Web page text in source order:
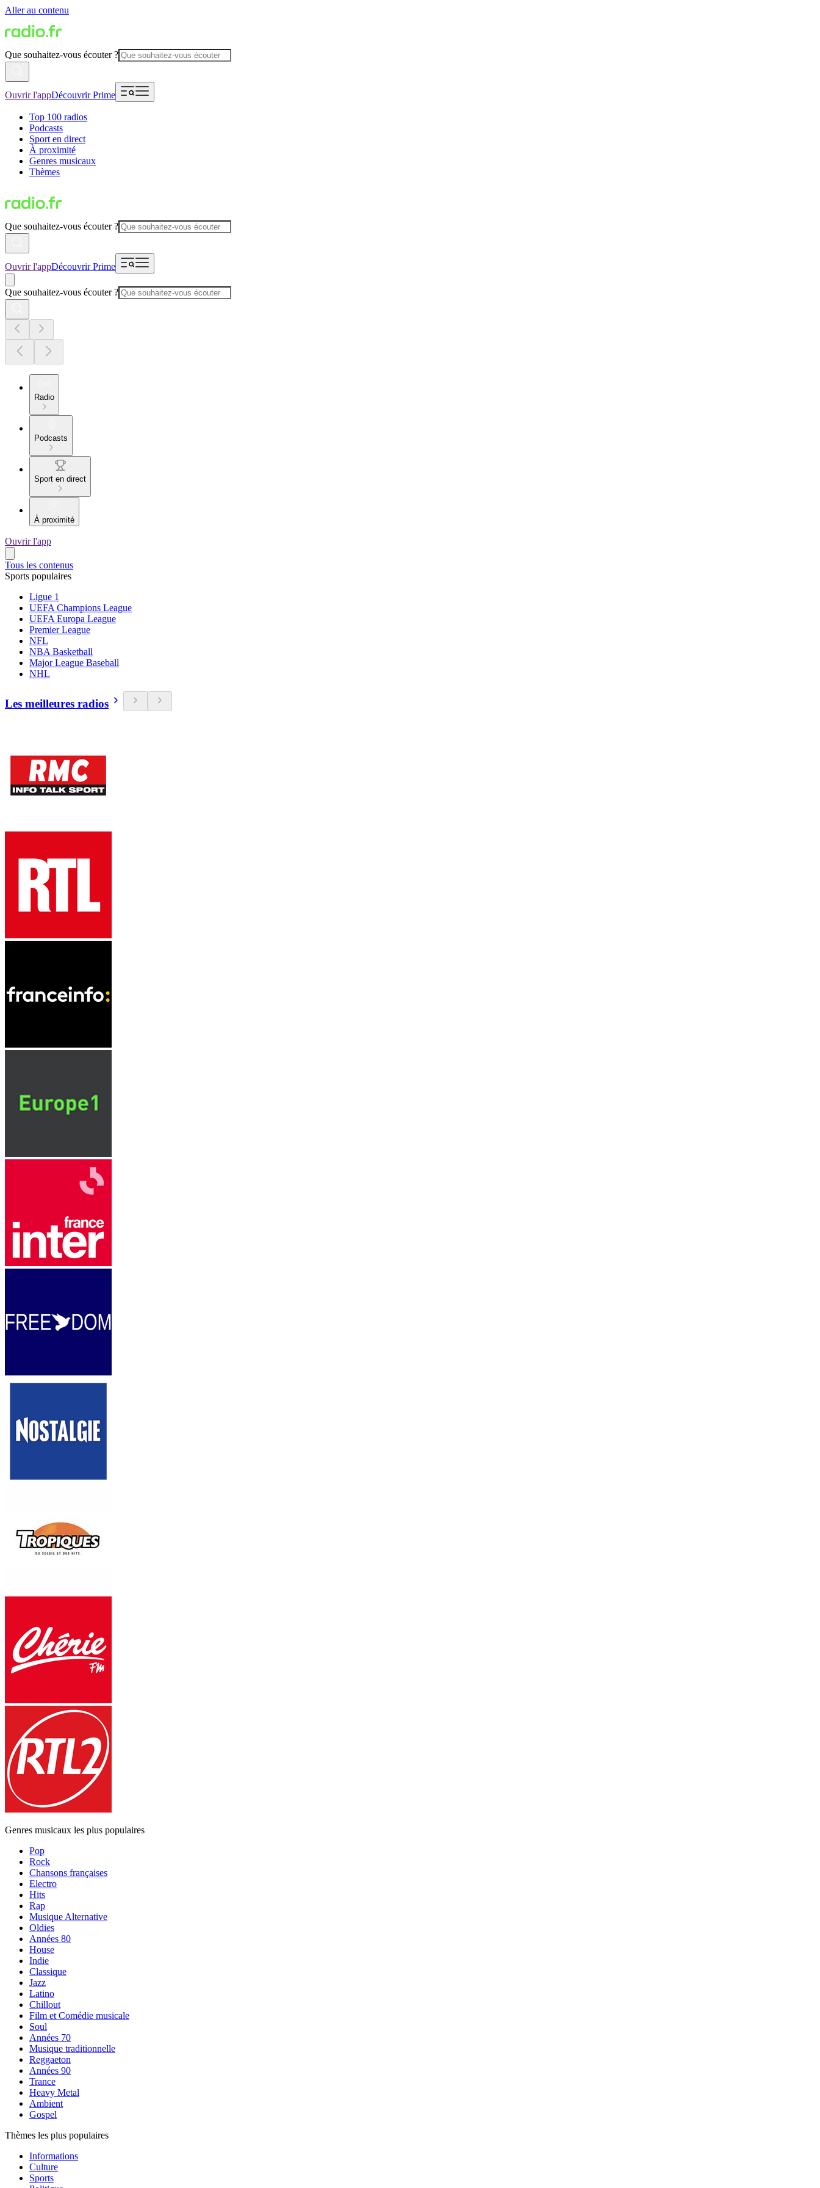
Aller au contenu
Que souhaitez-vous écouter ?
Ouvrir l'appDécouvrir Prime
Top 100 radios
Podcasts
Sport en direct
À proximité
Genres musicaux
Thèmes
Que souhaitez-vous écouter ?
Ouvrir l'appDécouvrir Prime
Que souhaitez-vous écouter ?
Radio
Podcasts
Sport en direct
À proximité
Ouvrir l'app
Tous les contenus
Sports populaires
Ligue 1
UEFA Champions League
UEFA Europa League
Premier League
NFL
NBA Basketball
Major League Baseball
NHL
Les meilleures radios
Genres musicaux les plus populaires
Pop
Rock
Chansons françaises
Electro
Hits
Rap
Musique Alternative
Oldies
Années 80
House
Indie
Classique
Jazz
Latino
Chillout
Film et Comédie musicale
Soul
Années 70
Musique traditionnelle
Reggaeton
Années 90
Trance
Heavy Metal
Ambient
Gospel
Thèmes les plus populaires
Informations
Culture
Sports